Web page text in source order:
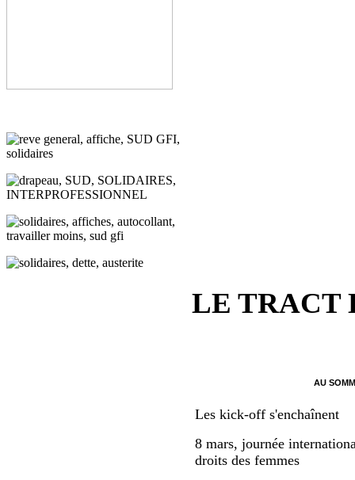
LE TRACT
AU
Les kick-off s'enchaînent
8 mars, journée
droits des femmes